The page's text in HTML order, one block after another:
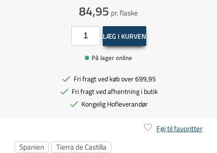
84,95 pr. flaske
LÆG I KURVEN
På lager online
Fri fragt ved køb over 699,95
Fri fragt ved afhentning i butik
Kongelig Hofleverandør
Føj til favoritter
Spanien
Tierra de Castilla